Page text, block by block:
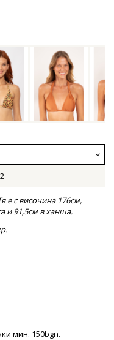
е с височина 176см,
и 91,5см в ханша.
мин. 150bgn.